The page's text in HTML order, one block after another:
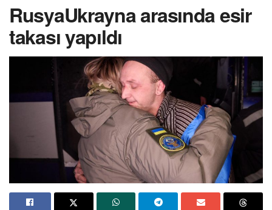
RusyaUkrayna arasında esir
takası yapıldı